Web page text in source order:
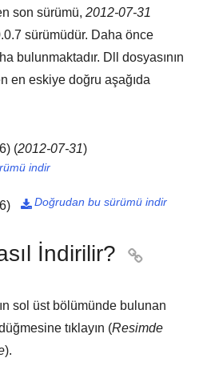
son sürümü, 2012-07-31
sürümüdür. Daha önce
bulunmaktadır. Dll dosyasının
en eskiye doğru aşağıda
(2012-07-31)
indir
Doğrudan bu sürümü indir

İndirilir? 
sol üst bölümünde bulunan
tıklayın (Resimde
).